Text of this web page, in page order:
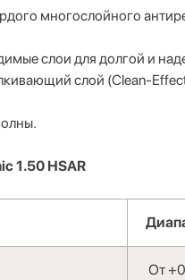
многослойного
слои для долгой и
слой (Clean-
1.50 HSAR
От